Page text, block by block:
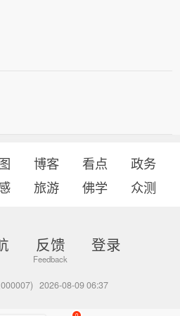
博客 看点
政务
旅游 佛学 众测
反馈 登录
2026-08-09 06:37